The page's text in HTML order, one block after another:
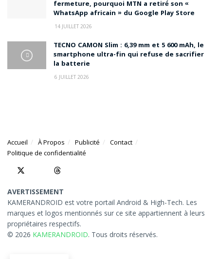
fermeture, pourquoi MTN a retiré son «
WhatsApp africain » du Google Play Store
14 JUILLET 2026
TECNO CAMON Slim : 6,39 mm et 5 600 mAh, le
smartphone ultra-fin qui refuse de sacrifier
la batterie
6 JUILLET 2026
Accueil À Propos Publicité
Contact
Politique de confidentialité
AVERTISSEMENT
KAMERANDROID est votre portail Android & High-Tech. Les
marques et logos mentionnés sur ce site appartiennent à leurs
propriétaires respectifs.
© 2026 KAMERANDROID. Tous droits réservés.